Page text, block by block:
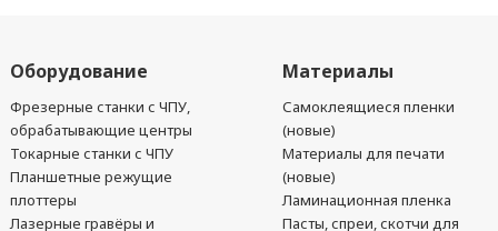
Оборудование
Фрезерные станки с ЧПУ,
обрабатывающие центры
Токарные станки с ЧПУ
Планшетные режущие
плоттеры
Лазерные гравёры и
Материалы
Самоклеящиеся пленки
(новые)
Материалы для печати
(новые)
Ламинационная пленка
Пасты, спреи, скотчи для